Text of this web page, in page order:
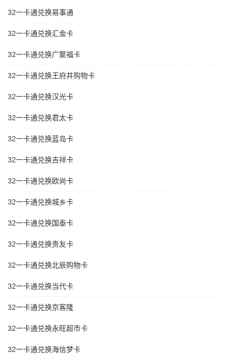
32一卡通兑换易事通
32一卡通兑换汇金卡
32一卡通兑换广聚福卡
32一卡通兑换王府井购物卡
32一卡通兑换汉光卡
32一卡通兑换君太卡
32一卡通兑换蓝岛卡
32一卡通兑换吉祥卡
32一卡通兑换欧尚卡
32一卡通兑换城乡卡
32一卡通兑换国泰卡
32一卡通兑换贵友卡
32一卡通兑换北辰购物卡
32一卡通兑换当代卡
32一卡通兑换京客隆
32一卡通兑换永旺超市卡
32一卡通兑换海信梦卡